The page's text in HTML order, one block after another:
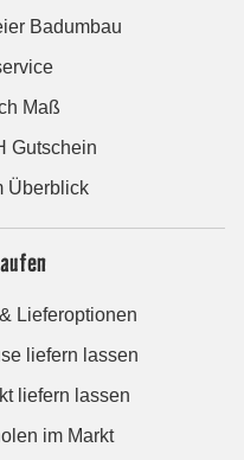
Badumbau
Maß
Gutschein
Überblick
Lieferoptionen
liefern lassen
liefern lassen
im Markt